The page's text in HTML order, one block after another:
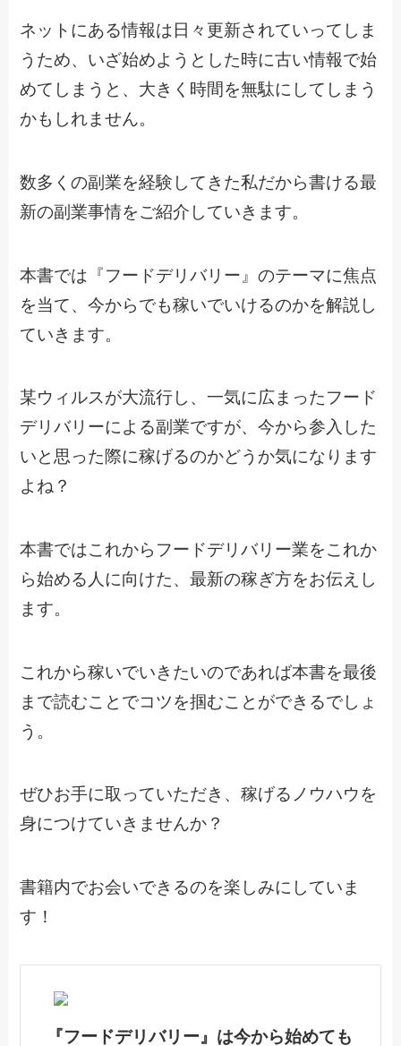
ネットにある情報は日々更新されていってしま
うため、いざ始めようとした時に古い情報で始
めてしまうと、大きく時間を無駄にしてしまう
かもしれません。
数多くの副業を経験してきた私だから書ける最
新の副業事情をご紹介していきます。
本書では『フードデリバリー』のテーマに焦点
を当て、今からでも稼いでいけるのかを解説し
ていきます。
某ウィルスが大流行し、一気に広まったフード
デリバリーによる副業ですが、今から参入した
いと思った際に稼げるのかどうか気になります
よね？
本書ではこれからフードデリバリー業をこれか
ら始める人に向けた、最新の稼ぎ方をお伝えし
ます。
これから稼いでいきたいのであれば本書を最後
まで読むことでコツを掴むことができるでしょ
う。
ぜひお手に取っていただき、稼げるノウハウを
身につけていきませんか？
書籍内でお会いできるのを楽しみにしていま
す！
『フードデリバリー』は今から始めても